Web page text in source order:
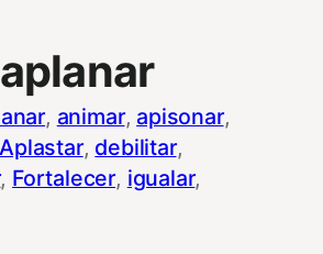
aplanar
, animar, apisonar
Aplastar, debilitar
, Fortalecer, igualar